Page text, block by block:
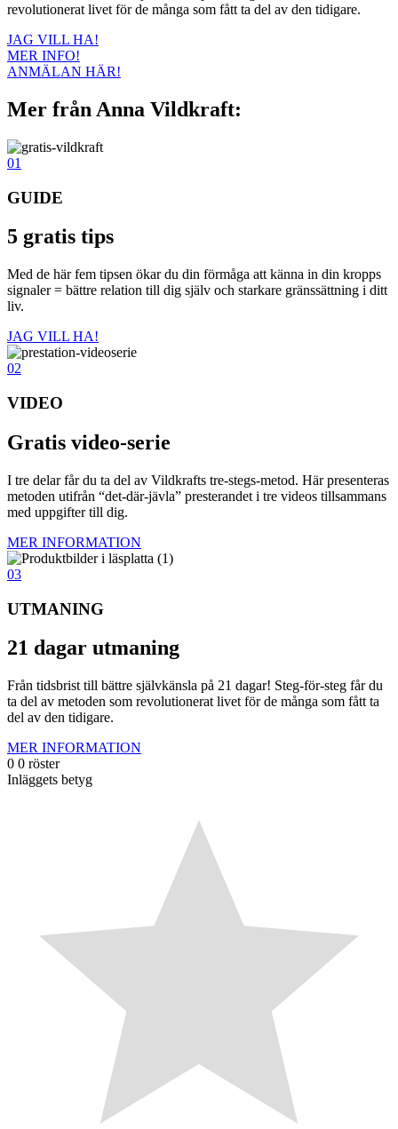
revolutionerat livet för de många som fått ta del av den tidigare.
JAG VILL HA!
MER INFO!
ANMÄLAN HÄR!
Mer från Anna Vildkraft:
01
GUIDE
5 gratis tips
Med de här fem tipsen ökar du din förmåga att känna in din kropps
signaler = bättre relation till dig själv och starkare gränssättning i ditt
liv.
JAG VILL HA!
02
VIDEO
Gratis video-serie
I tre delar får du ta del av Vildkrafts tre-stegs-metod. Här presenteras
metoden utifrån “det-där-jävla” presterandet i tre videos tillsammans
med uppgifter till dig.
MER INFORMATION
03
UTMANING
21 dagar utmaning
Från tidsbrist till bättre självkänsla på 21 dagar! Steg-för-steg får du
ta del av metoden som revolutionerat livet för de många som fått ta
del av den tidigare.
MER INFORMATION
0 0 röster
Inläggets betyg